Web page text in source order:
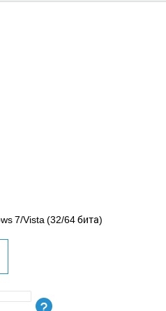
7/Vista (32/64 бита)